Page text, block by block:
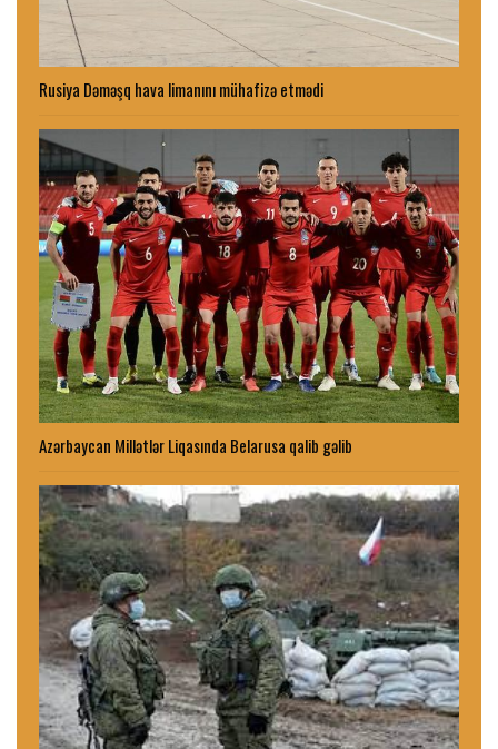
Rusiya Dəməşq hava limanını mühafizə etmədi
Azərbaycan Millətlər Liqasında Belarusa qalib gəlib